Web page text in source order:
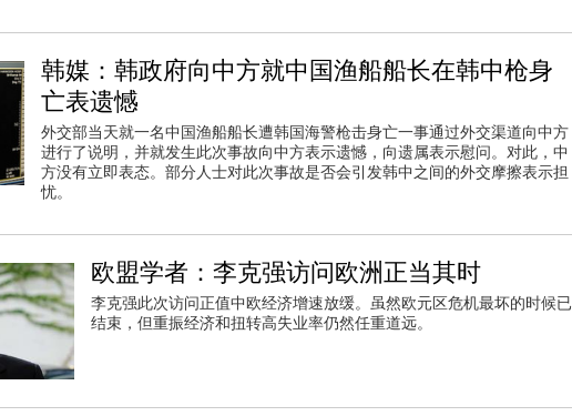
韩媒：韩政府向中方就中国渔船船长在韩中枪身
亡表遗憾
外交部当天就一名中国渔船船长遭韩国海警枪击身亡一事通过外交渠道向中方
进行了说明，并就发生此次事故向中方表示遗憾，向遗属表示慰问。对此，中
方没有立即表态。部分人士对此次事故是否会引发韩中之间的外交摩擦表示担
忧。
欧盟学者：李克强访问欧洲正当其时
李克强此次访问正值中欧经济增速放缓。虽然欧元区危机最坏的时候已
结束，但重振经济和扭转高失业率仍然任重道远。